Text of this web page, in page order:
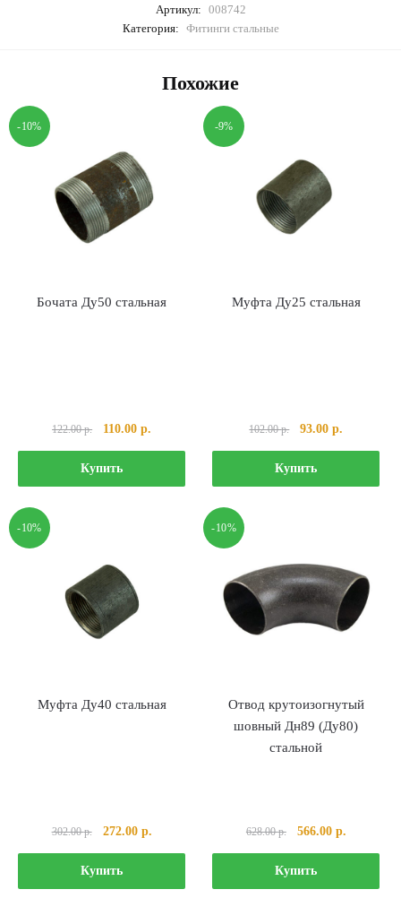
Артикул: 008742
Категория: Фитинги стальные
Похожие
-10%
Бочата Ду50 стальная
122.00р.
Первоначальная
цена
составляла
122.00 р..
110.00р.
цена:
Купить
-9%
Муфта Ду25 стальная
102.00р.
Первоначальная
цена
составляла
102.00 р..
93.00р.
цена:
Купить
-10%
Муфта Ду40 стальная
302.00р.
Первоначальная
цена
составляла
302.00 р..
272.00 р.Текущая
цена:
Купить
-10%
Отвод крутоизогнутый
шовный Дн89 (Ду80)
стальной
628.00р.
Первоначальная
цена
составляла
628.00 р..
566.00 р.Текущая
цена:
Купить